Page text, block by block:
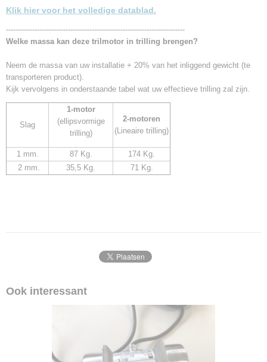
Klik hier voor het volledige datablad.
---------------------------------------------------------------------------
Welke massa kan deze trilmotor in trilling brengen?
Neem de massa van uw installatie + 20% van het inliggend gewicht (te
transporteren product).
Kijk vervolgens in onderstaande tabel wat uw effectieve trilling zal zijn.
Slag
1-motor
(ellipsvormige
trilling)
2-motoren
(Lineaire trilling)
1 mm. 87 Kg.
174 Kg.
2 mm.
35,5 Kg. 71 Kg.
Ook interessant